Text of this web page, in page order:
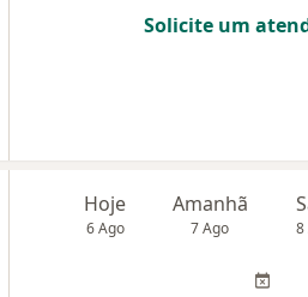
Solicite um
Hoje
6 Ago
Amanhã
7 Ago 8